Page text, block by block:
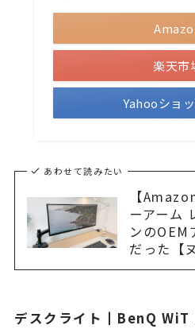
楽天市
Yahooショ
あわせて読みたい
【
ーアーム
ンのOEM
だった【
デスクライト┃BenQ